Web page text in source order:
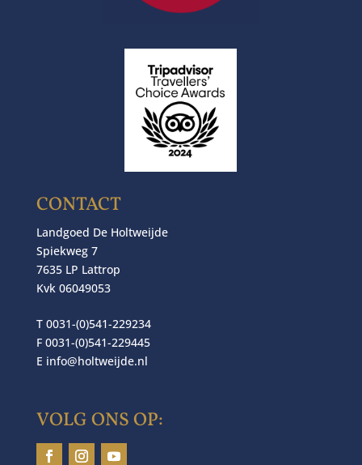
CONTACT
Landgoed De Holtweijde
Spiekweg 7
7635 LP Lattrop
Kvk 06049053
T 0031-(0)541-229234
F 0031-(0)541-229445
E info@holtweijde.nl
VOLG ONS OP: